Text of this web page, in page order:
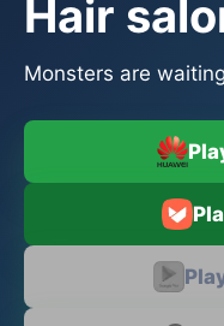
Hair
Monsters are